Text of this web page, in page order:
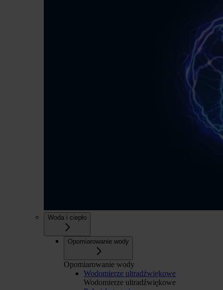
Woda i ciepło
Opomiarowanie wody
Opomiarowanie wody
Wodomierze ultradźwiękowe
Wodomierze ultradźwiękowe